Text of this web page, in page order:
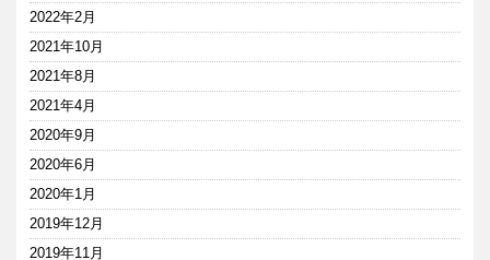
2022年2月
2021年10月
2021年8月
2021年4月
2020年9月
2020年6月
2020年1月
2019年12月
2019年11月